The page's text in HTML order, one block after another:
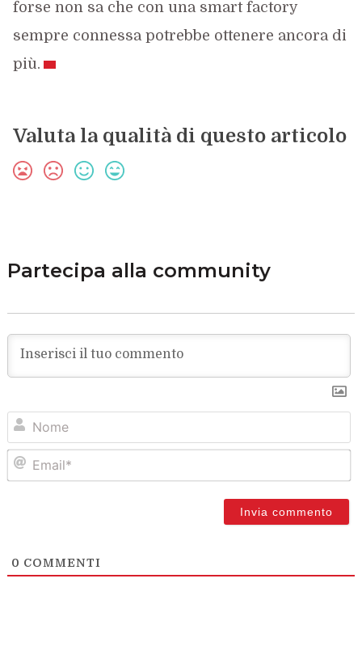
forse non sa che con una smart factory
sempre connessa potrebbe ottenere ancora di
più.
Valuta la qualità di questo articolo
Partecipa alla community
0 COMMENTI